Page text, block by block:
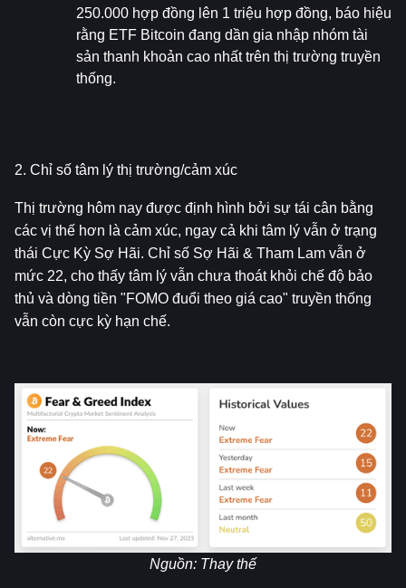
250.000 hợp đồng lên 1 triệu hợp đồng, báo hiệu
rằng ETF Bitcoin đang dần gia nhập nhóm tài
sản thanh khoản cao nhất trên thị trường truyền
thống.
2. Chỉ số tâm lý thị trường/cảm xúc
Thị trường hôm nay được định hình bởi sự tái cân bằng
các vị thế hơn là cảm xúc, ngay cả khi tâm lý vẫn ở trạng
thái Cực Kỳ Sợ Hãi. Chỉ số Sợ Hãi & Tham Lam vẫn ở
mức 22, cho thấy tâm lý vẫn chưa thoát khỏi chế độ bảo
thủ và dòng tiền "FOMO đuổi theo giá cao" truyền thống
vẫn còn cực kỳ hạn chế.
Nguồn: Thay thế